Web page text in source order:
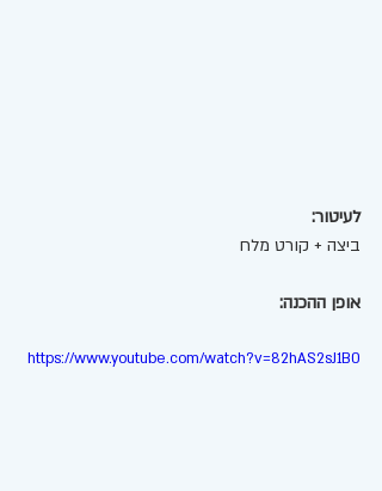
לעיטור:
ביצה + קורט מלח
אופן ההכנה:
https://www.youtube.com/watch?v=82hAS2sJ1B0